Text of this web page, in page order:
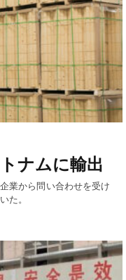
ナムに輸出
業から問い合わせを受け
た。